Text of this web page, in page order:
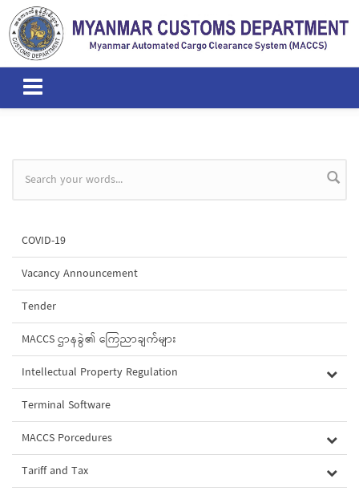
Skip to main content
Search form
COVID-19
Vacancy Announcement
Tender
MACCS ဌာနခွဲ၏ ကြေညာချက်များ
Intellectual Property Regulation
Terminal Software
MACCS Porcedures
Tariff and Tax